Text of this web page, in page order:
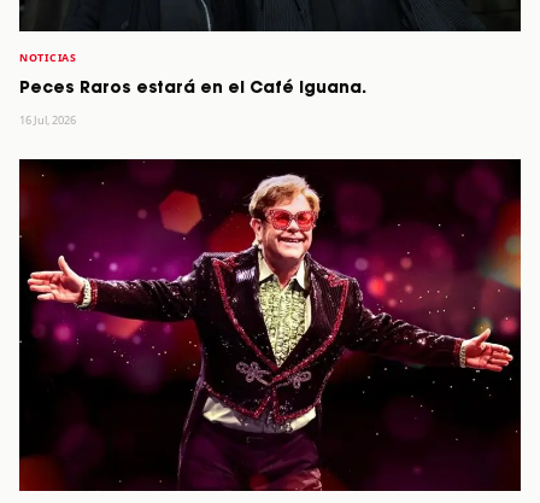
NOTICIAS
Peces Raros estará en el Café Iguana.
16 Jul, 2026